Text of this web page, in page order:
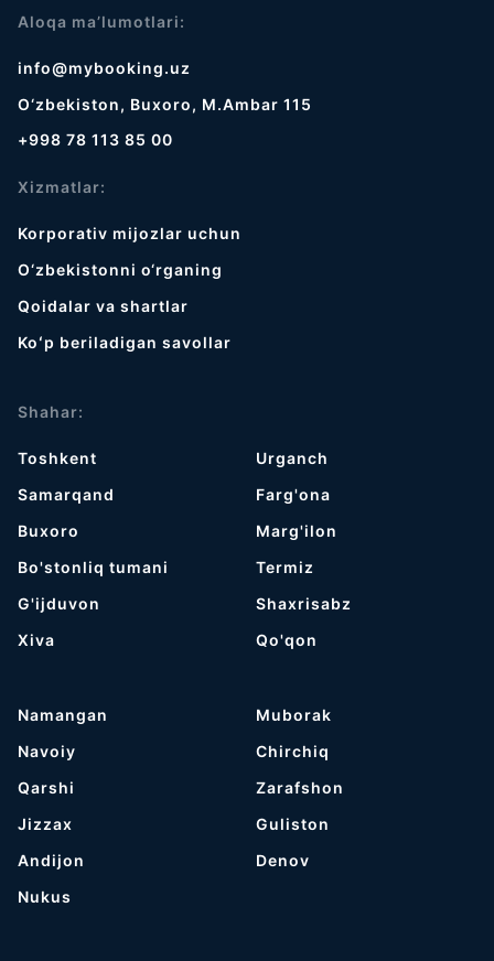
Aloqa ma’lumotlari:
info@mybooking.uz
O‘zbekiston, Buxoro, M.Ambar 115
+998 78 113 85 00
Xizmatlar:
Korporativ mijozlar uchun
O‘zbekistonni o‘rganing
Qoidalar va shartlar
Koʻp beriladigan savollar
Shahar:
Toshkent
Samarqand
Buxoro
Bo'stonliq tumani
G'ijduvon
Хiva
Urganch
Farg'ona
Marg'ilon
Termiz
Shaxrisabz
Qo'qon
Namangan
Navoiy
Qarshi
Jizzax
Andijon
Nukus
Muborak
Chirchiq
Zarafshon
Guliston
Denov